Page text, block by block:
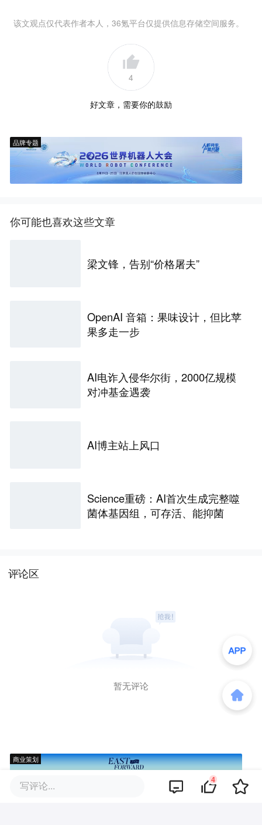
该文观点仅代表作者本人，36氪平台仅提供信息存储空间服务。
4
好文章，需要你的鼓励
品牌专题
你可能也喜欢这些文章
梁文锋，告别“价格屠夫”
OpenAI 音箱：果味设计，但比苹
果多走一步
AI电诈入侵华尔街，2000亿规模
对冲基金遇袭
AI博主站上风口
Science重磅：AI首次生成完整噬
菌体基因组，可存活、能抑菌
评论区
暂无评论
商业策划
写评论... 4